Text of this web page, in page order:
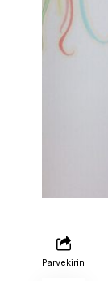
Parvekirin